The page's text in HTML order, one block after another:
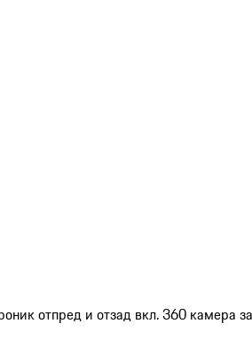
отпред и отзад вкл. 360 камера